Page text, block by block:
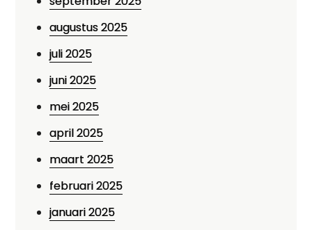
augustus 2025
juli 2025
juni 2025
mei 2025
april 2025
maart 2025
februari 2025
januari 2025